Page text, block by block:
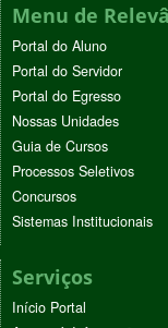
Menu de
Portal do Aluno
Portal do Servidor
Portal do Egresso
Nossas Unidades
Guia de Cursos
Processos Seletivos
Concursos
Sistemas Institucionais
Serviços
Início Portal